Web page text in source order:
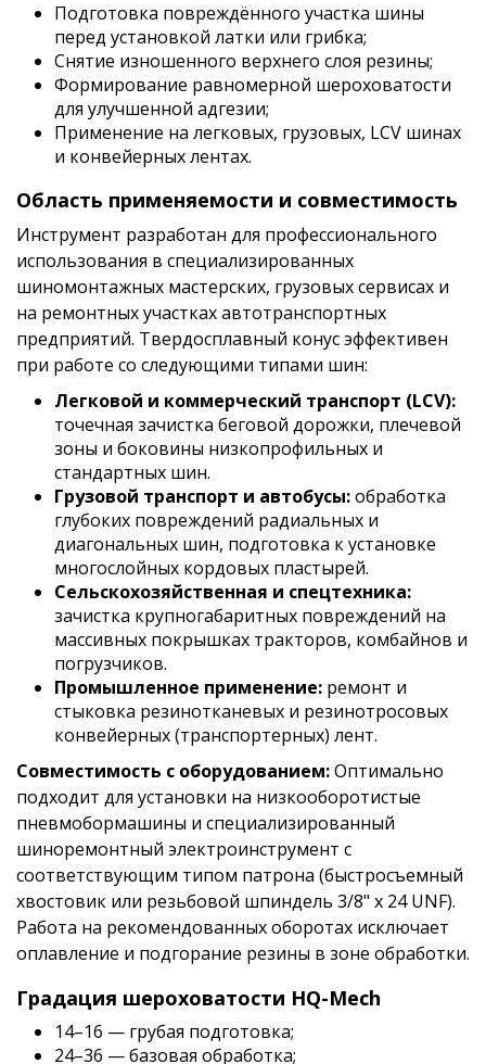
Подготовка повреждённого участка шины
перед установкой латки или грибка;
Снятие изношенного верхнего слоя резины;
Формирование равномерной шероховатости
для улучшенной адгезии;
Применение на легковых, грузовых, LCV шинах
и конвейерных лентах.
Область применяемости и совместимость
Инструмент разработан для профессионального
использования в специализированных
шиномонтажных мастерских, грузовых сервисах и
на ремонтных участках автотранспортных
предприятий. Твердосплавный конус эффективен
при работе со следующими типами шин:
Легковой и коммерческий транспорт (LCV):
точечная зачистка беговой дорожки, плечевой
зоны и боковины низкопрофильных и
стандартных шин.
Грузовой транспорт и автобусы:обработка
глубоких повреждений радиальных и
диагональных шин, подготовка к установке
многослойных кордовых пластырей.
Сельскохозяйственная и спецтехника:
зачистка крупногабаритных повреждений на
массивных покрышках тракторов, комбайнов и
погрузчиков.
Промышленное применение: ремонт и
стыковка резинотканевых и резинотросовых
конвейерных (транспортерных) лент.
Совместимость с оборудованием:Оптимально
подходит для установки на низкооборотистые
пневмобормашины и специализированный
шиноремонтный электроинструмент с
соответствующим типом патрона (быстросъемный
хвостовик или резьбовой шпиндель 3/8" x 24 UNF).
Работа на рекомендованных оборотах исключает
оплавление и подгорание резины в зоне обработки.
Градация шероховатости HQ-Mech
14–16 — грубая подготовка;
24–36 — базовая обработка;